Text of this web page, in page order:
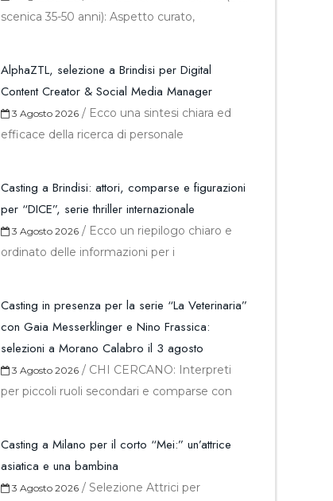
scenica 35-50 anni): Aspetto curato,
AlphaZTL, selezione a Brindisi per Digital
Content Creator & Social Media Manager
3 Agosto 2026 / Ecco una sintesi chiara ed
efficace della ricerca di personale
Casting a Brindisi: attori, comparse e figurazioni
per “DICE”, serie thriller internazionale
3 Agosto 2026 / Ecco un riepilogo chiaro e
ordinato delle informazioni per i
Casting in presenza per la serie “La Veterinaria”
con Gaia Messerklinger e Nino Frassica:
selezioni a Morano Calabro il 3 agosto
3 Agosto 2026 / CHI CERCANO: Interpreti
per piccoli ruoli secondari e comparse con
Casting a Milano per il corto “Mei:” un’attrice
asiatica e una bambina
3 Agosto 2026 / Selezione Attrici per